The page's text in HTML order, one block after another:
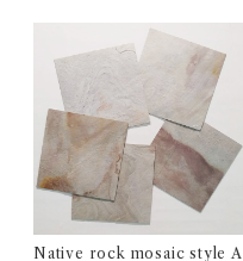
Native rock mosaic style A